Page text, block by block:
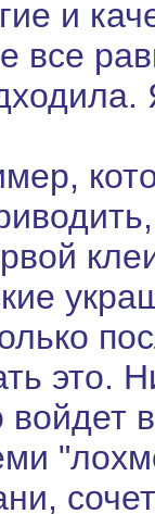
и
все
это.
войдет